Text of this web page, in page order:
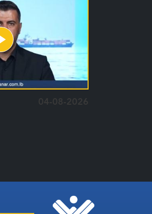
04-08-2026